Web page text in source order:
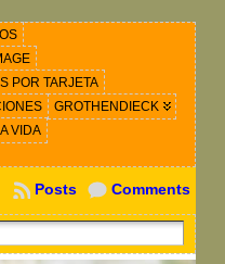
POR TARJETA
GROTHENDIECK
VIDA
Comments
Posts